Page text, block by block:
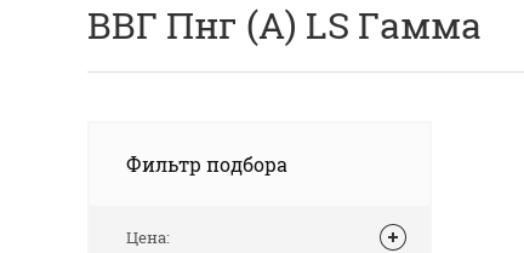
ВВГ Пнг (А) LS Гамма
Фильтр подбора
Цена:
Выберите категорию:
Производитель: